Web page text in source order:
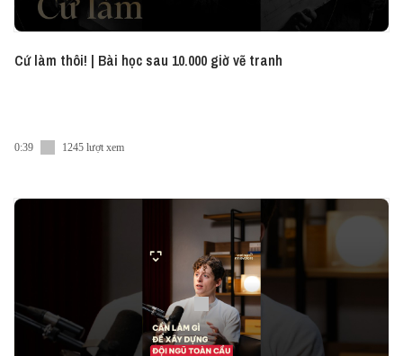
Cứ làm thôi! | Bài học sau 10.000 giờ vẽ tranh
0:39 1245 lượt xem